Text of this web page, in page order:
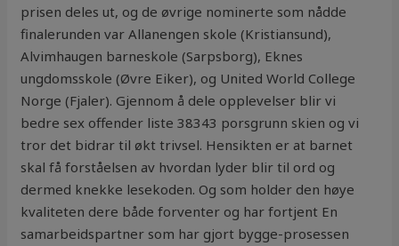
prisen deles ut, og de øvrige nominerte som nådde
finalerunden var Allanengen skole (Kristiansund),
Alvimhaugen barneskole (Sarpsborg), Eknes
ungdomsskole (Øvre Eiker), og United World College
Norge (Fjaler). Gjennom å dele opplevelser blir vi
bedre sex offender liste 38343 porsgrunn skien og vi
tror det bidrar til økt trivsel. Hensikten er at barnet
skal få forståelsen av hvordan lyder blir til ord og
dermed knekke lesekoden. Og som holder den høye
kvaliteten dere både forventer og har fortjent En
samarbeidspartner som har gjort bygge-prosessen